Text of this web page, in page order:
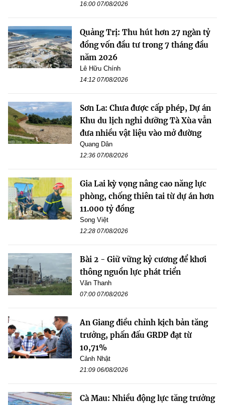
16:00 07/08/2026
Quảng Trị: Thu hút hơn 27 ngàn tỷ
đồng vốn đầu tư trong 7 tháng đầu
năm 2026
Lê Hữu Chính
14:12 07/08/2026
Sơn La: Chưa được cấp phép, Dự án
Khu du lịch nghỉ dưỡng Tà Xùa vẫn
đưa nhiều vật liệu vào mở đường
Quang Dân
12:36 07/08/2026
Gia Lai kỳ vọng nâng cao năng lực
phòng, chống thiên tai từ dự án hơn
11.000 tỷ đồng
Song Việt
12:28 07/08/2026
Bài 2 - Giữ vững kỷ cương để khơi
thông nguồn lực phát triển
Văn Thanh
07:00 07/08/2026
An Giang điều chỉnh kịch bản tăng
trưởng, phấn đấu GRDP đạt từ
10,71%
Cảnh Nhật
21:09 06/08/2026
Cà Mau: Nhiều động lực tăng trưởng